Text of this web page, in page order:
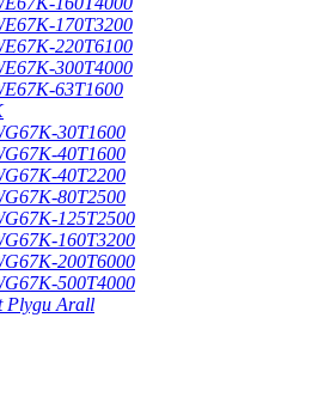
170T3200
220T6100
300T4000
63T1600
30T1600
40T1600
40T2200
80T2500
125T2500
160T3200
200T6000
500T4000
Plygu Arall